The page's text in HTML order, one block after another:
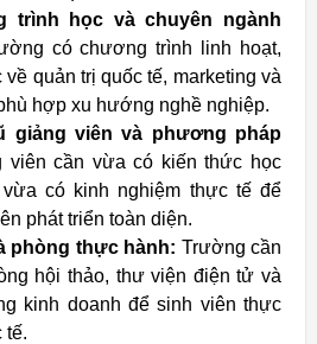
trình học và chuyên ngành
có chương trình linh hoạt,
quản trị quốc tế, marketing và
hợp xu hướng nghề nghiệp.
giảng viên và phương pháp
viên cần vừa có kiến thức học
có kinh nghiệm thực tế để
phát triển toàn diện.
phòng thực hành: Trường cần
hội thảo, thư viện điện tử và
kinh doanh để sinh viên thực
tế.